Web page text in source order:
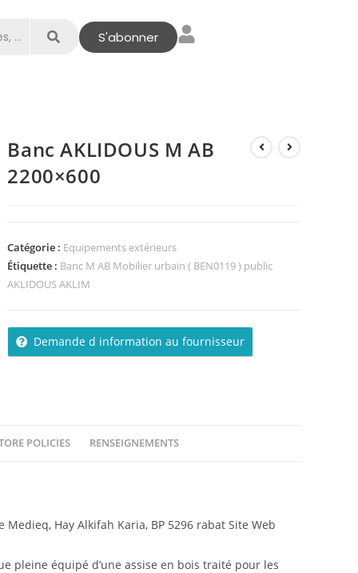
S'abonner
Banc AKLIDOUS M AB
2200×600
Catégorie : Equipements extérieurs
Étiquette : Banc M AB Mobilier urbain ( BEN0119 ) public
AKLIDOUS AKLIM
Demande d information au fournisseur
POLICIES RENSEIGNEMENTS
Hay Alkifah Karia, BP 5296 rabat Site Web
pleine équipé d’une assise en bois traité pour les